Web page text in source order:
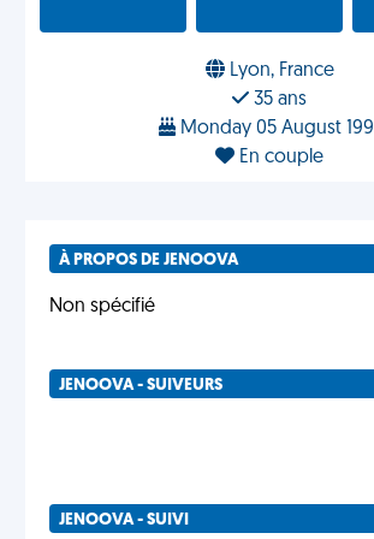
Lyon, France
35 ans
Monday 05 August 1991
En couple
À PROPOS DE JENOOVA
Non spécifié
JENOOVA - SUIVEURS
JENOOVA - SUIVI